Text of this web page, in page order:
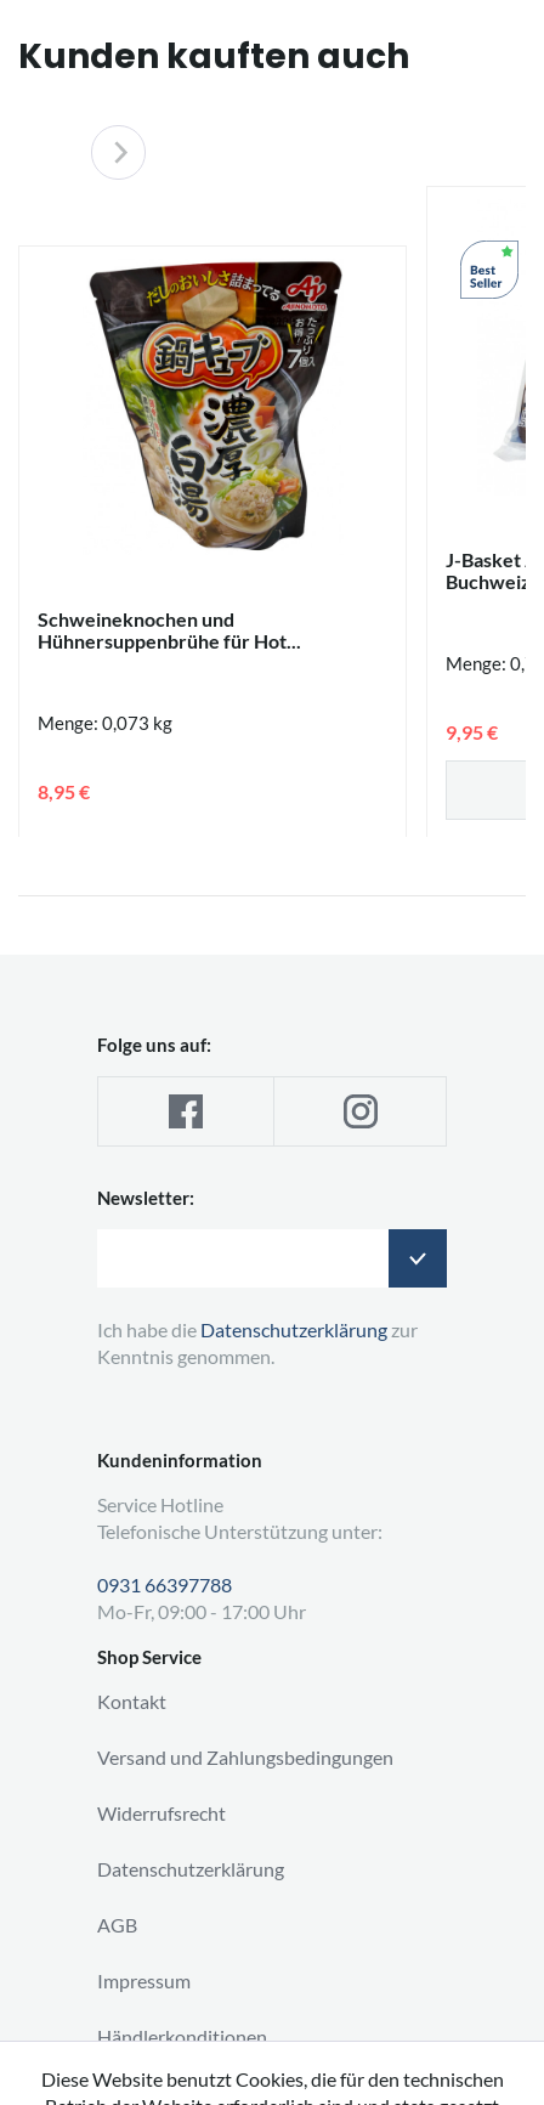
Kunden kauften auch
Schweineknochen und
Hühnersuppenbrühe für Hot...
Menge: 0,073 kg
8,95 €
J-Basket
Menge:
9,95 €
Kundeninformation
Service Hotline
Telefonische Unterstützung unter:
0931 66397788
Mo-Fr, 09:00 - 17:00 Uhr
Shop Service
Kontakt
Versand und Zahlungsbedingungen
Widerrufsrecht
Datenschutzerklärung
AGB
Impressum
Händlerkonditionen
Vertrag widerrufen
Folge uns auf:
Newsletter:
Ich habe die Datenschutzerklärung zur
Kenntnis genommen.
Diese Website benutzt Cookies, die für den technischen